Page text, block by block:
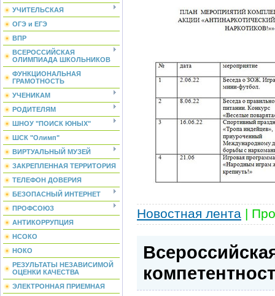
УЧИТЕЛЬСКАЯ
ОГЭ и ЕГЭ
ВПР
ВСЕРОССИЙСКАЯ
ОЛИМПИАДА ШКОЛЬНИКОВ
ФУНКЦИОНАЛЬНАЯ
ГРАМОТНОСТЬ
УЧЕНИКАМ
РОДИТЕЛЯМ
ШНОУ "ПОИСК ЮНЫХ"
ШСК "Олимп"
ВИРТУАЛЬНЫЙ МУЗЕЙ
ЗАКРЕПЛЕННАЯ ТЕРРИТОРИЯ
ТЕЛЕФОН ДОВЕРИЯ
БЕЗОПАСНЫЙ ИНТЕРНЕТ
ПРОФСОЮЗ
АНТИКОРРУПЦИЯ
НСОКО
НОКО
РЕЗУЛЬТАТЫ НЕЗАВИСИМОЙ
ОЦЕНКИ КАЧЕСТВА
ЭЛЕКТРОННАЯ ПРИЕМНАЯ
Новостная лента |